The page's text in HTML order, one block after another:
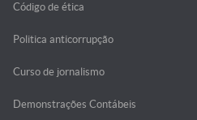
Código de ética
Politica anticorrupção
Curso de jornalismo
Demonstrações Contábeis